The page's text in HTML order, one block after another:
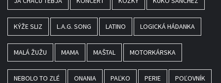
KÝŽE SLIZ L.A.G. SONG LATINO LOGICKÁ HÁDANKA
MALÁ ŽUŽU MAMA MAŠTAL MOTORKÁRSKA
NEBOLO TO ZLÉ ONANIA PAĽKO PERIE POĽOVNÍK